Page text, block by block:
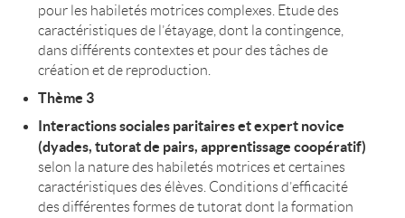
pour les habiletés motrices complexes. Etude des
caractéristiques de l’étayage, dont la contingence,
dans différents contextes et pour des tâches de
création et de reproduction.
Thème 3
Interactions sociales paritaires et expert novice
(dyades, tutorat de pairs, apprentissage coopératif)
selon la nature des habiletés motrices et certaines
caractéristiques des élèves. Conditions d’efficacité
des différentes formes de tutorat dont la formation